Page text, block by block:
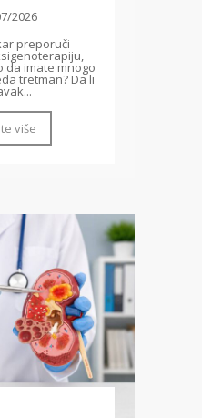
2026
preporuči
da imate mnogo
tretman? Da li
više